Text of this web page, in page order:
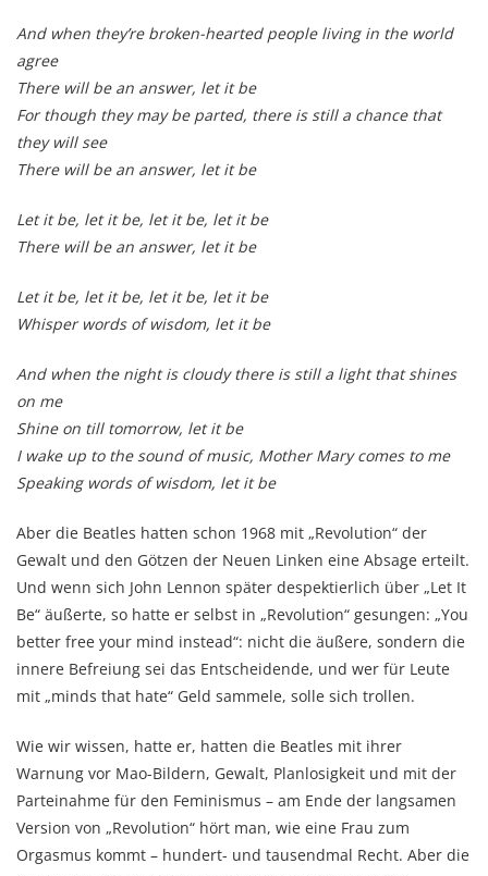
And when they’re broken-hearted people living in the world
agree
There will be an answer, let it be
For though they may be parted, there is still a chance that
they will see
There will be an answer, let it be
Let it be, let it be, let it be, let it be
There will be an answer, let it be
Let it be, let it be, let it be, let it be
Whisper words of wisdom, let it be
And when the night is cloudy there is still a light that shines
on me
Shine on till tomorrow, let it be
I wake up to the sound of music, Mother Mary comes to me
Speaking words of wisdom, let it be
Aber die Beatles hatten schon 1968 mit „Revolution“ der
Gewalt und den Götzen der Neuen Linken eine Absage erteilt.
Und wenn sich John Lennon später despektierlich über „Let It
Be“ äußerte, so hatte er selbst in „Revolution“ gesungen: „You
better free your mind instead“: nicht die äußere, sondern die
innere Befreiung sei das Entscheidende, und wer für Leute
mit „minds that hate“ Geld sammele, solle sich trollen.
Wie wir wissen, hatte er, hatten die Beatles mit ihrer
Warnung vor Mao-Bildern, Gewalt, Planlosigkeit und mit der
Parteinahme für den Feminismus – am Ende der langsamen
Version von „Revolution“ hört man, wie eine Frau zum
Orgasmus kommt – hundert- und tausendmal Recht. Aber die